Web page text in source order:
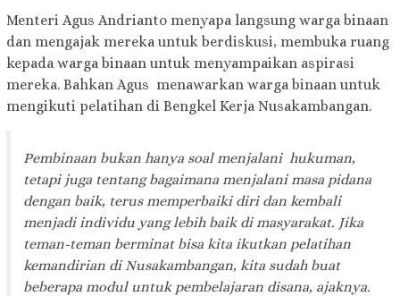
Menteri Agus Andrianto menyapa langsung warga binaan
dan mengajak mereka untuk berdiskusi, membuka ruang
kepada warga binaan untuk menyampaikan aspirasi
mereka. Bahkan Agus menawarkan warga binaan untuk
mengikuti pelatihan di Bengkel Kerja Nusakambangan.
Pembinaan bukan hanya soal menjalani hukuman,
tetapi juga tentang bagaimana menjalani masa pidana
dengan baik, terus memperbaiki diri dan kembali
menjadi individu yang lebih baik di masyarakat. Jika
teman-teman berminat bisa kita ikutkan pelatihan
kemandirian di Nusakambangan, kita sudah buat
beberapa modul untuk pembelajaran disana, ajaknya.